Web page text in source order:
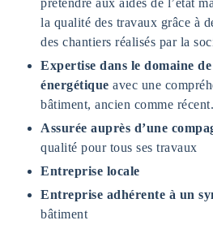
prétendre aux aides de l’état
la qualité des travaux grâce à
des chantiers réalisés par la
Expertise dans le domaine
énergétique avec une
bâtiment, ancien comme récent.
Assurée auprès d’une
qualité pour tous ses travaux
Entreprise locale
Entreprise adhérente à un
bâtiment